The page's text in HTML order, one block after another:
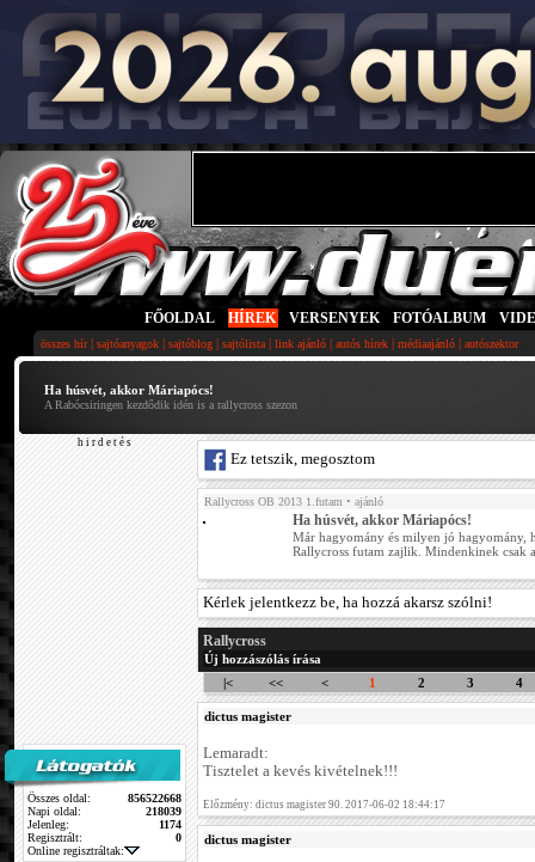
FŐOLDAL HÍREK VERSENYEK FOTÓALBUM
összes hír| sajtóanyagok | sajtóblog | sajtólista | link ajánló | autós hírek | médiaajánló | autószektor
Ha húsvét, akkor Máriapócs!
A Rabócsiringen kezdődik idén is a rallycross szezon
h i r d e t é s
Összes oldal:
856522668
Napi oldal:
218039
Jelenleg:
1174
Regisztrált:
0
Online regisztráltak:
Ez tetszik, megosztom
Rallycross OB 2013 1.futam • ajánló
Ha húsvét, akkor Máriapócs!
Már hagyomány és milyen jó hagyomány,
Rallycross futam zajlik. Mindenkinek csak
Kérlek jelentkezz be, ha hozzá akarsz szólni!
Rallycross
Új hozzászólás írása
|<
<< < 1 2 3 4
dictus magister
Lemaradt:
Tisztelet a kevés kivételnek!!!
Előzmény: dictus magister 90. 2017-06-02 18:44:17
dictus magister